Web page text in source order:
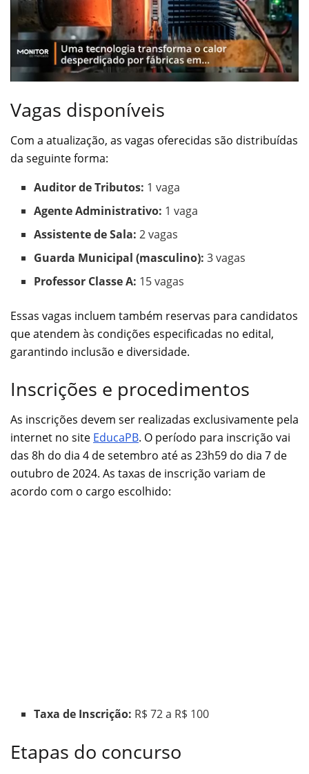
Vagas disponíveis
Com a atualização, as vagas oferecidas são distribuídas
da seguinte forma:
Auditor de Tributos: 1 vaga
Agente Administrativo: 1 vaga
Assistente de Sala: 2 vagas
Guarda Municipal (masculino): 3 vagas
Professor Classe A: 15 vagas
Essas vagas incluem também reservas para candidatos
que atendem às condições especificadas no edital,
garantindo inclusão e diversidade.
Inscrições e procedimentos
As inscrições devem ser realizadas exclusivamente pela
internet no site EducaPB. O período para inscrição vai
das 8h do dia 4 de setembro até as 23h59 do dia 7 de
outubro de 2024. As taxas de inscrição variam de
acordo com o cargo escolhido:
Taxa de Inscrição: R$ 72 a R$ 100
Etapas do concurso